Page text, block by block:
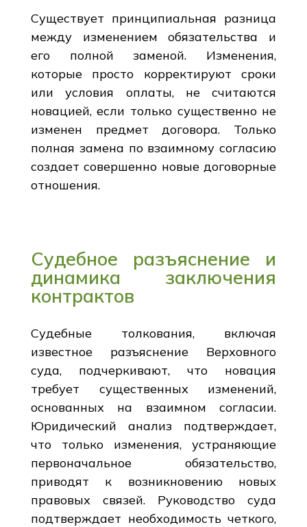
Существует принципиальная разница
между изменением обязательства и
его полной заменой. Изменения,
которые просто корректируют сроки
или условия оплаты, не считаются
новацией, если только существенно не
изменен предмет договора. Только
полная замена по взаимному согласию
создает совершенно новые договорные
отношения.
Судебное разъяснение и
динамика заключения
контрактов
Судебные толкования, включая
известное разъяснение Верховного
суда, подчеркивают, что новация
требует существенных изменений,
основанных на взаимном согласии.
Юридический анализ подтверждает,
что только изменения, устраняющие
первоначальное обязательство,
приводят к возникновению новых
правовых связей. Руководство суда
подтверждает необходимость четкого,